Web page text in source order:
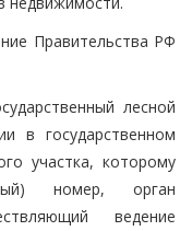
Правительства РФ
лесной
в государственном
участка, которому
номер, орган
ведение